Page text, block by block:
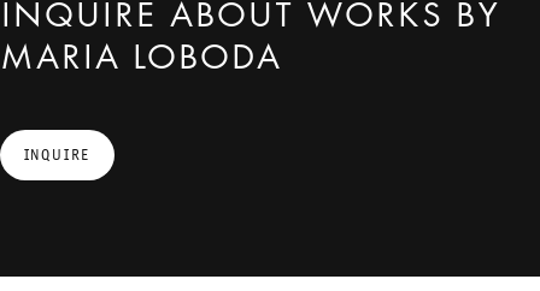
INQUIRE ABOUT WORKS BY
MARIA LOBODA
INQUIRE